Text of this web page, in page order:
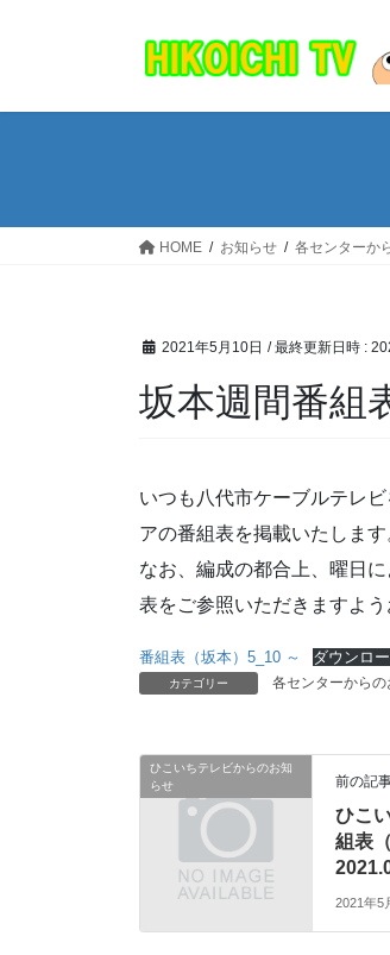
HOME お知らせ 各センターか
2021年5月10日 / 最終更新日時 :
坂本週間番組
いつも八代市ケーブルテレ
アの番組表を掲載いたします
なお、編成の都合上、曜日
表をご参照いただきますよ
番組表（坂本）5_10 ～ ダウンロ
カテゴリー 各センターからの
ひこいちテレビからのお知
らせ
前の記
ひこ
組表
2021年5